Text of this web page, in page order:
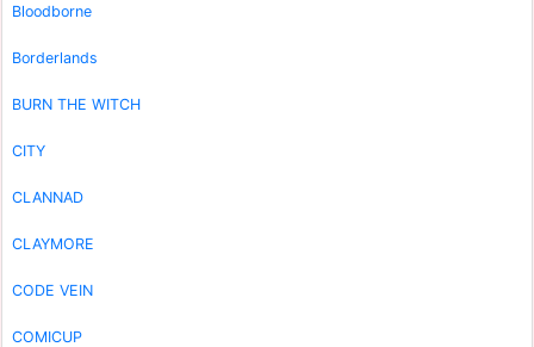
Bloodborne
Borderlands
BURN THE WITCH
CITY
CLANNAD
CLAYMORE
CODE VEIN
COMICUP